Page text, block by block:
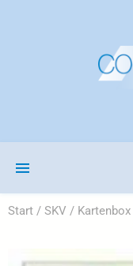
Start / SKV / Kartenbox